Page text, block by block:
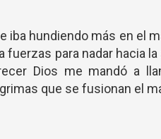
iba hundiendo más en el
fuerzas para nadar hacia
Dios me mandó a
que se fusionan el